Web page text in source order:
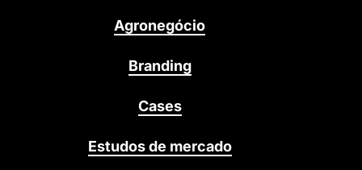
Agronegócio
Branding
Cases
Estudos de mercado